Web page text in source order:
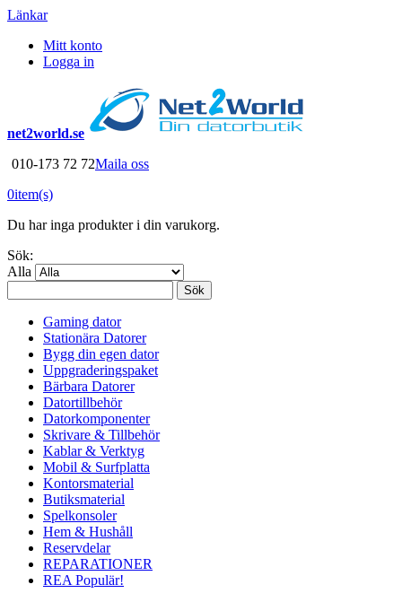
Länkar
Mitt konto
Logga in
net2world.se
010-173 72 72Maila oss
0item(s)
Du har inga produkter i din varukorg.
Sök:
Alla
Sök
Gaming dator
Stationära Datorer
Bygg din egen dator
Uppgraderingspaket
Bärbara Datorer
Datortillbehör
Datorkomponenter
Skrivare & Tillbehör
Kablar & Verktyg
Mobil & Surfplatta
Kontorsmaterial
Butiksmaterial
Spelkonsoler
Hem & Hushåll
Reservdelar
REPARATIONER
REA Populär!